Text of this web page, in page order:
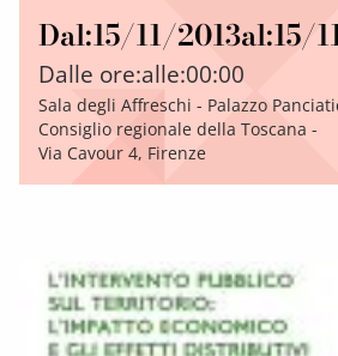
Dal:15/11/2013al:15/
Dalle ore:alle:00:00
Sala degli Affreschi - Palazzo
Consiglio regionale della Toscana -
Via Cavour 4, Firenze